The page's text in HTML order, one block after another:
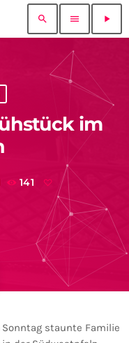
search menu play_arrow
im
141
staunte Familie